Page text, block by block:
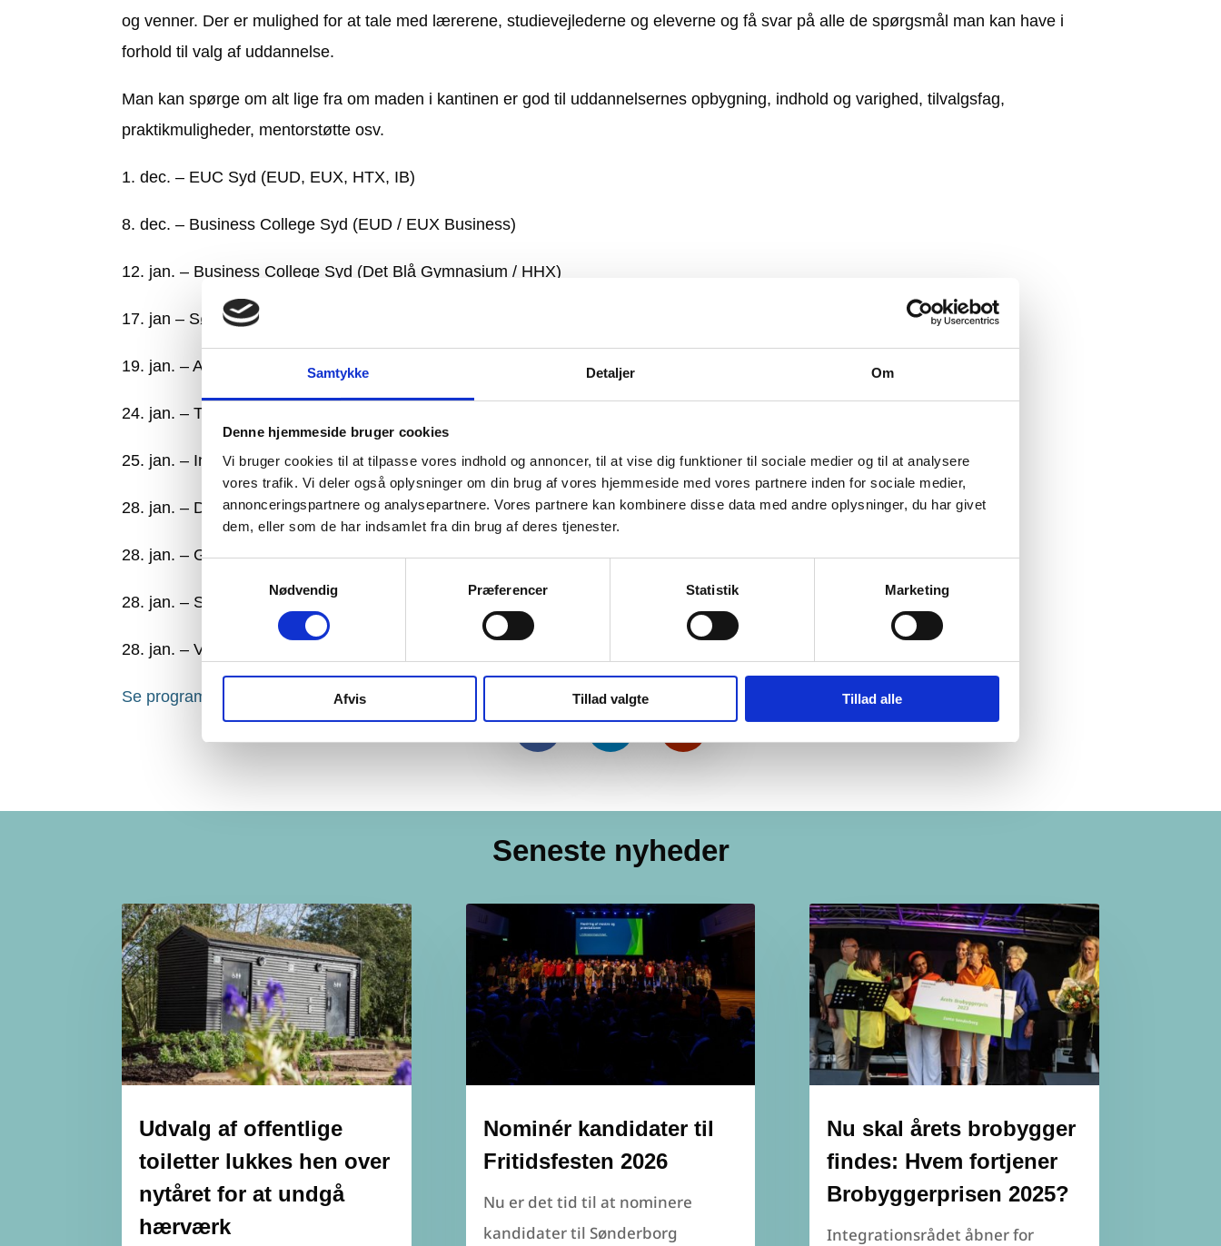
Samtykke Detaljer Om
Denne hjemmeside bruger cookies
Vi bruger cookies til at tilpasse vores indhold og annoncer, til at vise dig funktioner til sociale medier og til at analysere
vores trafik. Vi deler også oplysninger om din brug af vores hjemmeside med vores partnere inden for sociale medier,
annonceringspartnere og analysepartnere. Vores partnere kan kombinere disse data med andre oplysninger, du har givet
dem, eller som de har indsamlet fra din brug af deres tjenester.
Nødvendig
Præferencer Statistik Marketing
Afvis Tillad valgte Tillad alle
og venner. Der er mulighed for at tale med lærerene, studievejlederne og eleverne og få svar på alle de spørgsmål man kan have i
forhold til valg af uddannelse.
Man kan spørge om alt lige fra om maden i kantinen er god til uddannelsernes opbygning, indhold og varighed, tilvalgsfag,
praktikmuligheder, mentorstøtte osv.
1. dec. – EUC Syd (EUD, EUX, HTX, IB)
8. dec. – Business College Syd (EUD / EUX Business)
12. jan. – Business College Syd (Det Blå Gymnasium / HHX)
17. jan – Sønderborg Statsskole (STX og HF)
19. jan. – Alssundgymnasiet Sønderborg (STX)
24. jan. – Teknisk Gymnasium (HTX)
25. jan. – Internationalt Gymnasium (Pre-IB og IB)
28. jan. – Deutsches Gymnasium Nordschleswig (STX)
28. jan. – Gråsten Landbrugsskole (EUD og EUX)
28. jan. – Social- og Sundhedsskolen Syd (EUD og EUX)
28. jan. – VUC Syd Sønderborg (2-årig HF)
Se programmet her
Seneste nyheder
Udvalg af offentlige
toiletter lukkes hen over
nytåret for at undgå
hærværk
Nominér kandidater til
Fritidsfesten 2026
Nu er det tid til at nominere
kandidater til Sønderborg
Nu skal årets brobygger
findes: Hvem fortjener
Brobyggerprisen 2025?
Integrationsrådet åbner for